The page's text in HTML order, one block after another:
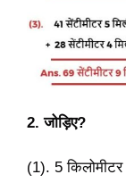
2. जोड़िए?
(1). 5